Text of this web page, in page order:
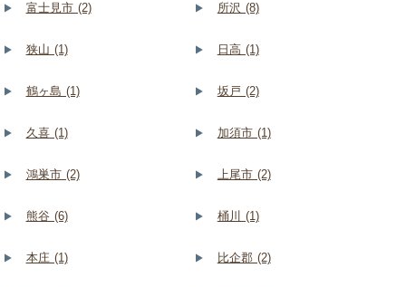
富士見市 (2) 所沢 (8)
狭山 (1) 日高 (1)
鶴ヶ島 (1) 坂戸 (2)
久喜 (1) 加須市 (1)
鴻巣市 (2) 上尾市 (2)
熊谷 (6) 桶川 (1)
本庄 (1) 比企郡 (2)